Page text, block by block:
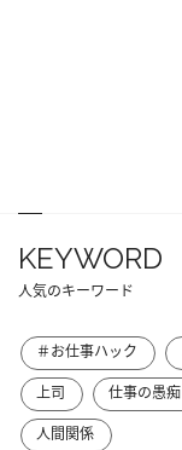
KEYWORD
人気のキーワード
＃お仕事ハック
上司
仕事の愚痴
人間関係